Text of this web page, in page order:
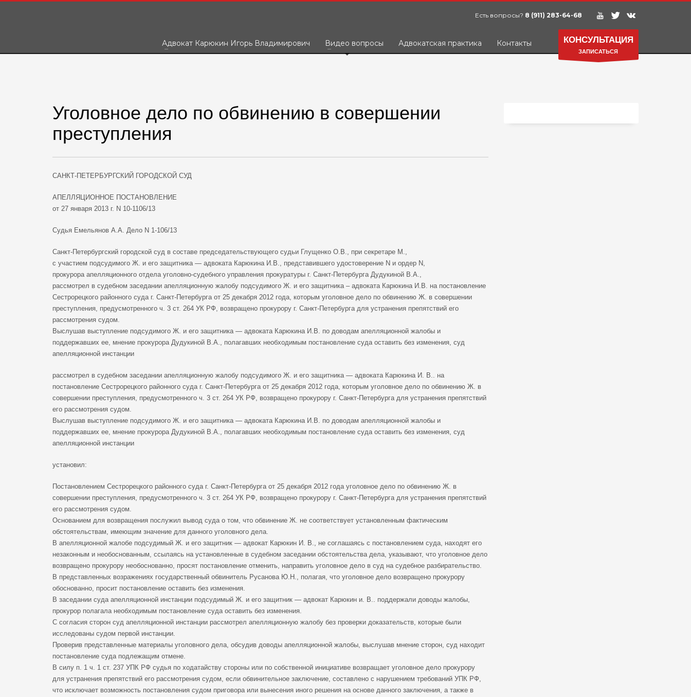
Есть вопросы? 8 (911) 283-64-68
Адвокат Карюкин Игорь Владимирович Видео вопросы Адвокатская практика Контакты КОНСУЛЬТАЦИЯ
ЗАПИСАТЬСЯ
Уголовное дело по обвинению в совершении
преступления
САНКТ-ПЕТЕРБУРГСКИЙ ГОРОДСКОЙ СУД
АПЕЛЛЯЦИОННОЕ ПОСТАНОВЛЕНИЕ
от 27 января 2013 г. N 10-1106/13
Судья Емельянов А.А. Дело N 1-106/13
Санкт-Петербургский городской суд в составе председательствующего судьи Глущенко О.В., при секретаре М.,
с участием подсудимого Ж. и его защитника — адвоката Карюкина И.В., представившего удостоверение N и ордер N,
прокурора апелляционного отдела уголовно-судебного управления прокуратуры г. Санкт-Петербурга Дудукиной В.А.,
рассмотрел в судебном заседании апелляционную жалобу подсудимого Ж. и его защитника – адвоката Карюкина И.В. на постановление
Сестрорецкого районного суда г. Санкт-Петербурга от 25 декабря 2012 года, которым уголовное дело по обвинению Ж. в совершении
преступления, предусмотренного ч. 3 ст. 264 УК РФ, возвращено прокурору г. Санкт-Петербурга для устранения препятствий его
рассмотрения судом.
Выслушав выступление подсудимого Ж. и его защитника — адвоката Карюкина И.В. по доводам апелляционной жалобы и
поддержавших ее, мнение прокурора Дудукиной В.А., полагавших необходимым постановление суда оставить без изменения, суд
апелляционной инстанции
рассмотрел в судебном заседании апелляционную жалобу подсудимого Ж. и его защитника — адвоката Карюкина И. В.. на
постановление Сестрорецкого районного суда г. Санкт-Петербурга от 25 декабря 2012 года, которым уголовное дело по обвинению Ж. в
совершении преступления, предусмотренного ч. 3 ст. 264 УК РФ, возвращено прокурору г. Санкт-Петербурга для устранения препятствий
его рассмотрения судом.
Выслушав выступление подсудимого Ж. и его защитника — адвоката Карюкина И.В. по доводам апелляционной жалобы и
поддержавших ее, мнение прокурора Дудукиной В.А., полагавших необходимым постановление суда оставить без изменения, суд
апелляционной инстанции
установил:
Постановлением Сестрорецкого районного суда г. Санкт-Петербурга от 25 декабря 2012 года уголовное дело по обвинению Ж. в
совершении преступления, предусмотренного ч. 3 ст. 264 УК РФ, возвращено прокурору г. Санкт-Петербурга для устранения препятствий
его рассмотрения судом.
Основанием для возвращения послужил вывод суда о том, что обвинение Ж. не соответствует установленным фактическим
обстоятельствам, имеющим значение для данного уголовного дела.
В апелляционной жалобе подсудимый Ж. и его защитник — адвокат Карюкин И. В., не соглашаясь с постановлением суда, находят его
незаконным и необоснованным, ссылаясь на установленные в судебном заседании обстоятельства дела, указывают, что уголовное дело
возвращено прокурору необоснованно, просят постановление отменить, направить уголовное дело в суд на судебное разбирательство.
В представленных возражениях государственный обвинитель Русанова Ю.Н., полагая, что уголовное дело возвращено прокурору
обоснованно, просит постановление оставить без изменения.
В заседании суда апелляционной инстанции подсудимый Ж. и его защитник — адвокат Карюкин и. В.. поддержали доводы жалобы,
прокурор полагала необходимым постановление суда оставить без изменения.
С согласия сторон суд апелляционной инстанции рассмотрел апелляционную жалобу без проверки доказательств, которые были
исследованы судом первой инстанции.
Проверив представленные материалы уголовного дела, обсудив доводы апелляционной жалобы, выслушав мнение сторон, суд находит
постановление суда подлежащим отмене.
В силу п. 1 ч. 1 ст. 237 УПК РФ судья по ходатайству стороны или по собственной инициативе возвращает уголовное дело прокурору
для устранения препятствий его рассмотрения судом, если обвинительное заключение, составлено с нарушением требований УПК РФ,
что исключает возможность постановления судом приговора или вынесения иного решения на основе данного заключения, а также в